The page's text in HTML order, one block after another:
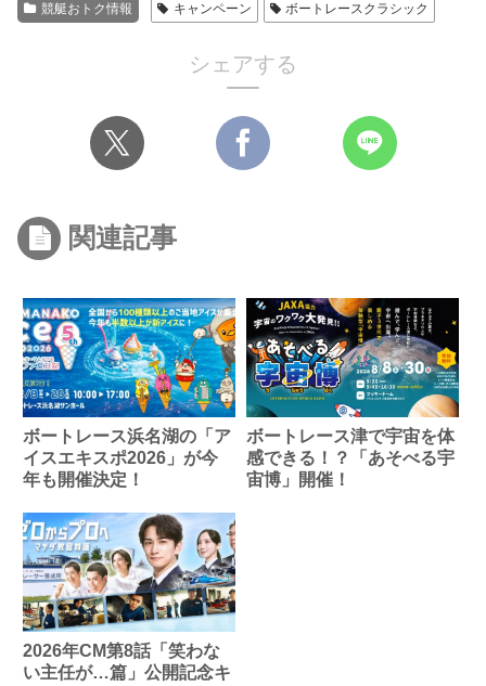
競艇おトク情報 キャンペーン ボートレースクラシック
シェアする
関連記事
ボートレース浜名湖の「ア
イスエキスポ2026」が今
年も開催決定！
ボートレース津で宇宙を体
感できる！？「あそべる宇
宙博」開催！
2026年CM第8話「笑わな
い主任が…篇」公開記念キ